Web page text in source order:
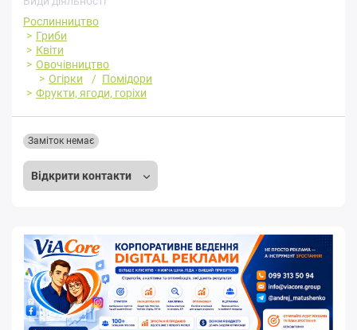
Рослинництво
Гриби
Квіти
Овочівництво
Огірки
Помідори
Фрукти, ягоди, горіхи
Відкрити контакти
Заміток немає